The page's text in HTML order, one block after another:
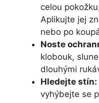
celou
Aplikujte jej
nebo po
Noste
klobouk,
dlouhými
Hledejte stín:
vyhýbejte se